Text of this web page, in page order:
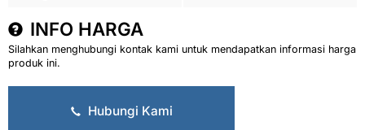
INFO HARGA
Silahkan menghubungi kontak kami untuk mendapatkan informasi harga
produk ini.
Hubungi Kami